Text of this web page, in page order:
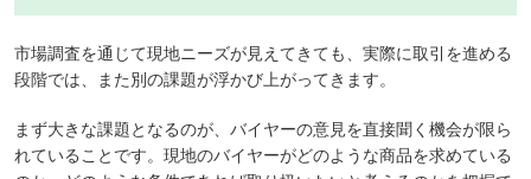
市場調査を通じて現地ニーズが見えてきても、実際に取引を進める
段階では、また別の課題が浮かび上がってきます。
まず大きな課題となるのが、バイヤーの意見を直接聞く機会が限ら
れていることです。現地のバイヤーがどのような商品を求めている